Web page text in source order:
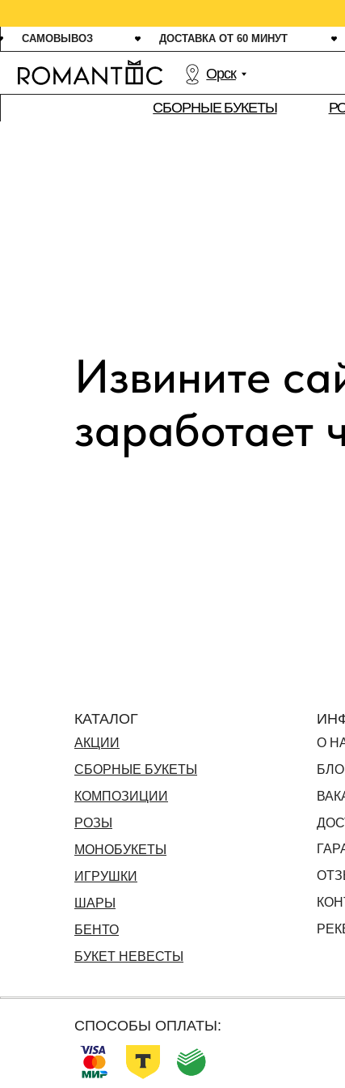
ДОСТАВКА ОТ 60 МИНУТ
САМОВЫВОЗ
СБОРНЫЕ БУКЕТЫ
Орск
РОЗЫ
Извините
заработает
КАТАЛОГ
АКЦИИ
СБОРНЫЕ БУКЕТЫ
КОМПОЗИЦИИ
РОЗЫ
МОНОБУКЕТЫ
ИГРУШКИ
ШАРЫ
БЕНТО
БУКЕТ НЕВЕСТЫ
О
СПОСОБЫ ОПЛАТЫ: